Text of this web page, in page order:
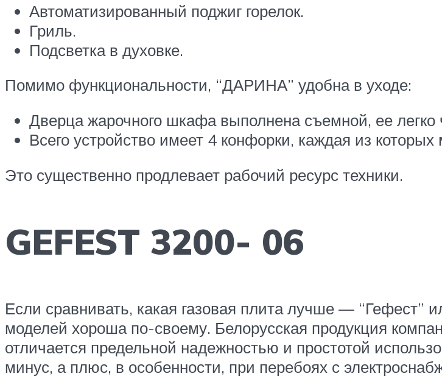
Автоматизированный поджиг горелок.
Гриль.
Подсветка в духовке.
Помимо функциональности, “ДАРИНА” удобна в уходе:
Дверца жарочного шкафа выполнена съемной, ее легко
Всего устройство имеет 4 конфорки, каждая из
Это существенно продлевает рабочий ресурс техники.
GEFEST 3200- 06
Если сравнивать, какая газовая плита лучше — “Гефест”
моделей хороша по-своему. Белорусская продукция
отличается предельной надежностью и простотой
минус, а плюс, в особенности, при перебоях с